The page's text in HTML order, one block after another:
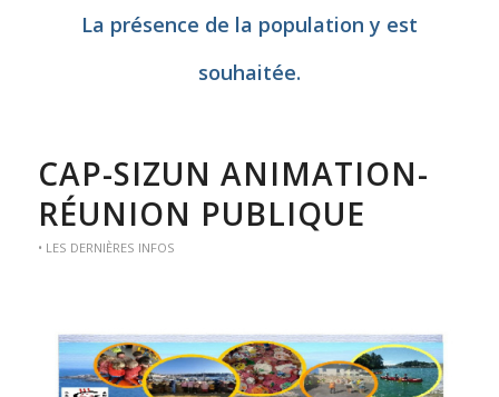
La présence de la population y est
souhaitée.
CAP-SIZUN ANIMATION-
RÉUNION PUBLIQUE
• LES DERNIÈRES INFOS